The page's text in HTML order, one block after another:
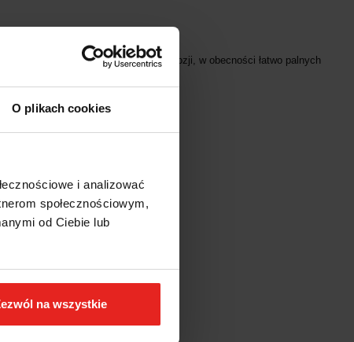
O plikach cookies
i analizować
społecznościowym,
od Ciebie lub
na wszystkie
narażonym na ryzyko eksplozji, w obecności łatwo palnych